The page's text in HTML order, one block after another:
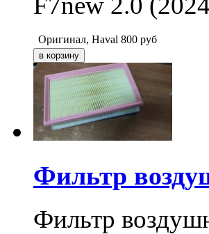
Оригинал, Haval 800 руб
Фильтр
Фильтр